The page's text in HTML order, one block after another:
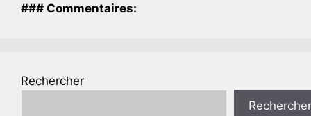
### Commentaires:
Rechercher
Rechercher